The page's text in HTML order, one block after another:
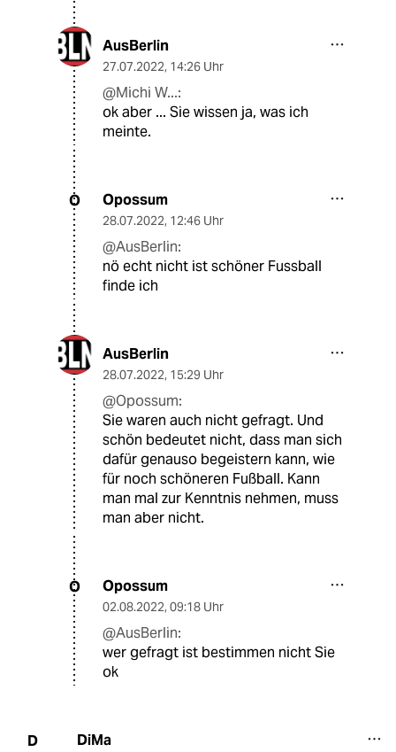
AusBerlin
27.07.2022, 14:26 Uhr
@Michi W...:
ok aber ... Sie wissen ja, was ich
meinte.
O Opossum
28.07.2022, 12:46 Uhr
@AusBerlin:
nö echt nicht ist schöner Fussball
finde ich
AusBerlin
28.07.2022, 15:29 Uhr
@Opossum:
Sie waren auch nicht gefragt. Und
schön bedeutet nicht, dass man sich
dafür genauso begeistern kann, wie
für noch schöneren Fußball. Kann
man mal zur Kenntnis nehmen, muss
man aber nicht.
O Opossum
02.08.2022, 09:18 Uhr
@AusBerlin:
wer gefragt ist bestimmen nicht Sie
ok
D DiMa